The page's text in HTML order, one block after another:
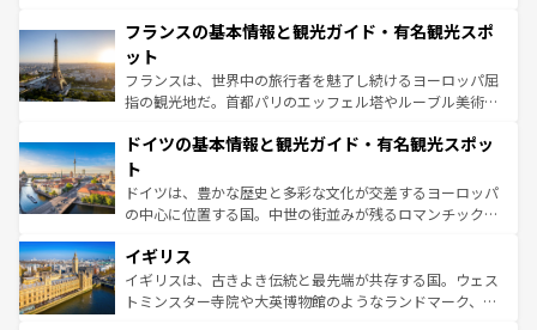
なお、新着のイタリア情報はコンテンツ一覧を参照してほ
しい。
文化が根付くこの国では、情熱的なフラメンコ、熱気あふ
れる闘牛、そして美味しいタパスが生活の一部となってい
る。首都マドリードの洗練された雰囲気や、バルセロナの
アートに溢れた街角から、地方では古代ローマ遺跡や中世
せる。地方によって風土や気候が異なるスペインはその個
ンテンツ一覧 を参照してほしい。
フランスの基本情報と観光ガイド・有名観光スポ
ット
フランスは、世界中の旅行者を魅了し続けるヨーロッパ屈
指の観光地だ。首都パリのエッフェル塔やルーブル美術館
で、幅広い魅力が詰まっている。華麗な宮殿、歴史的な大
聖堂、美しいビーチ、そして豊かな自然が、訪れる者を心
から魅了する。また、フランスは美食の国としても知ら
れ、フランス料理はユネスコ無形文化遺産にも登録されて
香り高いラベンダー畑など、多彩な楽しみ方が可能だ。さ
らに、パリ以外の地域にも魅力が溢れており、どの街角に
も豊かな歴史と文化が息づいている。パリ以外の個性あふ
ドイツの基本情報と観光ガイド・有名観光スポッ
ト
ドイツは、豊かな歴史と多彩な文化が交差するヨーロッパ
の中心に位置する国。中世の街並みが残るロマンチック街
顔を持つこの国は、どこを歩いても飽きることがない。ベ
ルリンの文化的活気、バイエルン州のアルプスの絶景、そ
してライン川沿いのワイン畑といった風景は必見。ビール
イギリス
イギリスは、古きよき伝統と最先端が共存する国。ウェス
トミンスター寺院や大英博物館のようなランドマーク、歴